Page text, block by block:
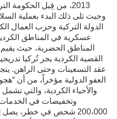
2013، من قِبل الحكومة
وحيث تلى ذلك البدء بعملية
الدولة التركية وحزب العمال
عسكرية في المناطق
المناطق الحضرية، حيث
القضية الكردية يجر تُركيا
عقد التسعينات وحتى الراهن.
العفو الدولية مؤخراً، من أن
والأحياء الكردية، والتي
وتخفيضات في الخدمات
200،000 شخص في خطر،